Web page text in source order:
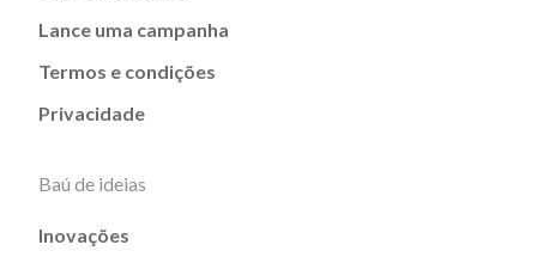
Lance uma campanha
Termos e condições
Privacidade
Baú de ideias
Inovações